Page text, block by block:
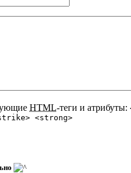
HTML-теги и атрибуты:
<strong>